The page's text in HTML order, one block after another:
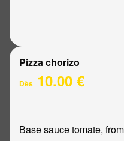
Pizza chorizo
Dès 10.00 €
Base sauce tomate,